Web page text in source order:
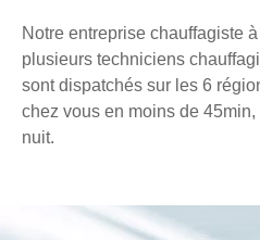
Notre entreprise chauffagiste
plusieurs techniciens
sont dispatchés sur les 6
chez vous en moins de
nuit.